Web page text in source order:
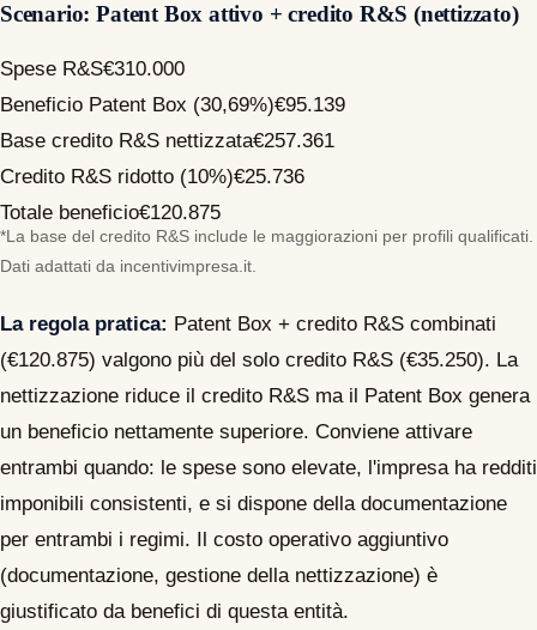
Scenario: Patent Box attivo + credito R&S (nettizzato)
Spese R&S€310.000
Beneficio Patent Box (30,69%)€95.139
Base credito R&S nettizzata€257.361
Credito R&S ridotto (10%)€25.736
Totale beneficio€120.875
*La base del credito R&S include le maggiorazioni per profili qualificati.
Dati adattati da incentivimpresa.it.
La regola pratica: Patent Box + credito R&S combinati
(€120.875) valgono più del solo credito R&S (€35.250). La
nettizzazione riduce il credito R&S ma il Patent Box genera
un beneficio nettamente superiore. Conviene attivare
entrambi quando: le spese sono elevate, l'impresa ha redditi
imponibili consistenti, e si dispone della documentazione
per entrambi i regimi. Il costo operativo aggiuntivo
(documentazione, gestione della nettizzazione) è
giustificato da benefici di questa entità.